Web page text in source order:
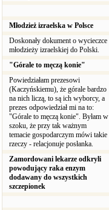
Młodzież izraelska w Polsce
Doskonały dokument o wycieczce
młodzieży izraelskiej do Polski.
"Górale to męczą konie"
Powiedziałam prezesowi
(Kaczyńskiemu), że górale bardzo
na nich liczą, to są ich wyborcy, a
prezes odpowiedział mi na to:
"Górale to męczą konie". Byłam w
szoku, że przy tak ważnym
temacie gospodarczym mówi takie
rzeczy - relacjonuje posłanka.
Zamordowani lekarze odkryli
powodujący raka enzym
dodawany do wszystkich
szczepionek